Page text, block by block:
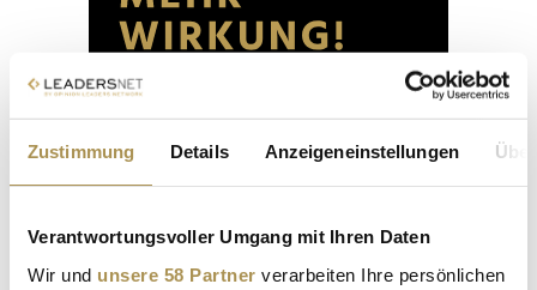
Zustimmung Details Anzeigeneinstellungen
Verantwortungsvoller Umgang mit Ihren Daten
Wir und unsere 58 Partner verarbeiten Ihre persönlichen